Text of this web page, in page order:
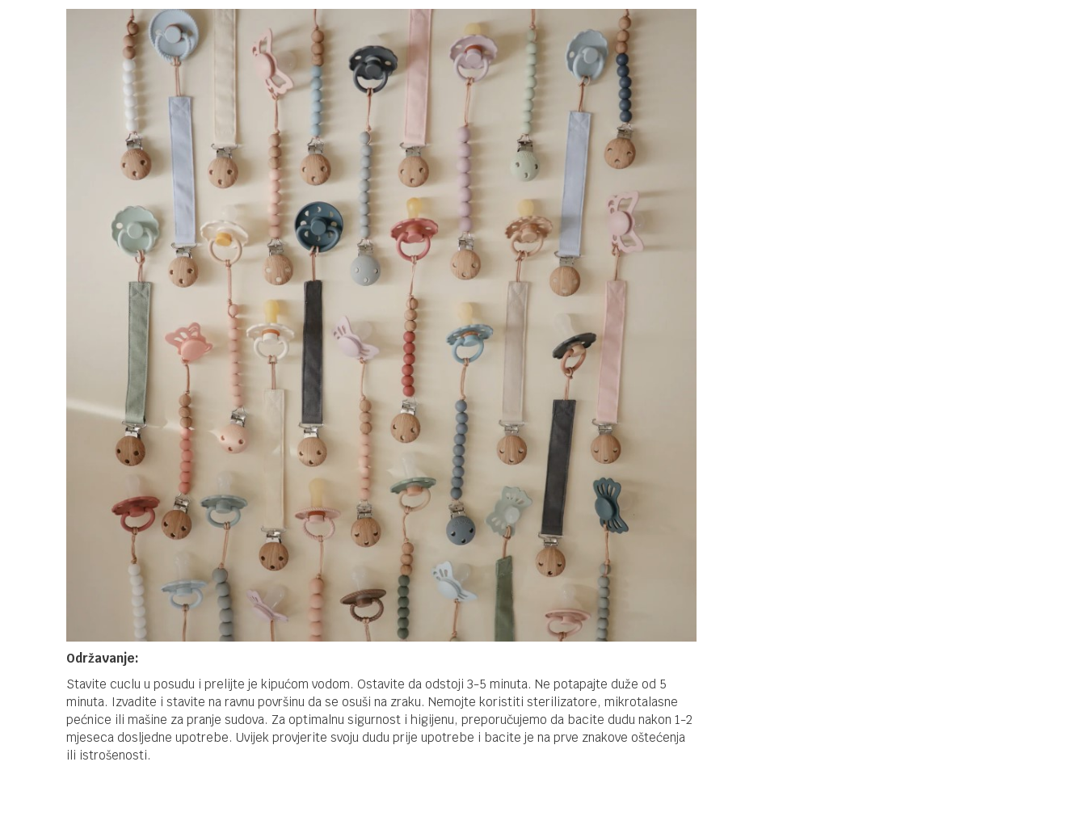
Održavanje:
Stavite cuclu u posudu i prelijte je kipućom vodom. Ostavite da odstoji 3-5 minuta. Ne potapajte duže od 5
minuta. Izvadite i stavite na ravnu površinu da se osuši na zraku. Nemojte koristiti sterilizatore, mikrotalasne
pećnice ili mašine za pranje sudova. Za optimalnu sigurnost i higijenu, preporučujemo da bacite dudu nakon 1-2
mjeseca dosljedne upotrebe. Uvijek provjerite svoju dudu prije upotrebe i bacite je na prve znakove oštećenja
ili istrošenosti.